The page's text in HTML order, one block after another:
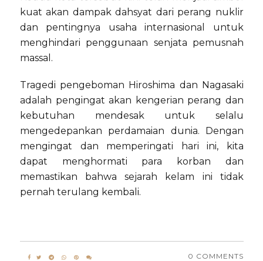
kuat akan dampak dahsyat dari perang nuklir
dan pentingnya usaha internasional untuk
menghindari penggunaan senjata pemusnah
massal.
Tragedi pengeboman Hiroshima dan Nagasaki
adalah pengingat akan kengerian perang dan
kebutuhan mendesak untuk selalu
mengedepankan perdamaian dunia. Dengan
mengingat dan memperingati hari ini, kita
dapat menghormati para korban dan
memastikan bahwa sejarah kelam ini tidak
pernah terulang kembali.
0 COMMENTS